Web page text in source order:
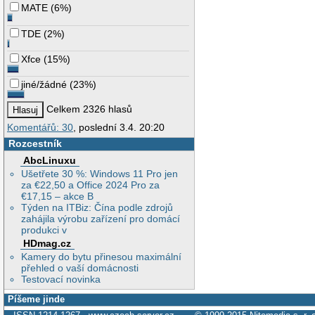
MATE (6%)
TDE (2%)
Xfce (15%)
jiné/žádné (23%)
Celkem 2326 hlasů
Komentářů: 30 , poslední 3.4. 20:20
Rozcestník
AbcLinuxu
Ušetřete 30 %: Windows 11 Pro jen
za €22,50 a Office 2024 Pro za
€17,15 – akce B
Týden na ITBiz: Čína podle zdrojů
zahájila výrobu zařízení pro domácí
produkci v
HDmag.cz
Kamery do bytu přinesou maximální
přehled o vaší domácnosti
Testovací novinka
Píšeme jinde